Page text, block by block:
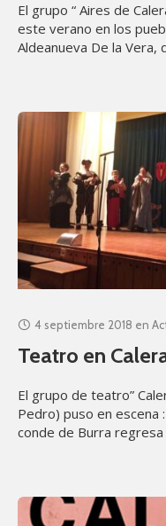
El grupo “ Aires de
este verano en los
Aldeanueva De la Vera,
4 septiembre 2018 en
Teatro en
El grupo de teatro”
Pedro) puso en escena
conde de Burra regresa